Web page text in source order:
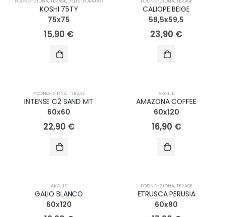
KOSHI 75TY
75x75
15,90 €
CALIOPE BEIGE
59,5x59,5
23,90 €
NOVO!PODNO-ZIDNA, TERASE
INTENSE C2 SAND MT
60x60
22,90 €
AKCIJE
AMAZONA COFFEE
60x120
16,90 €
AKCIJE
GALIO BLANCO
60x120
PODNO-ZIDNA, TERASE
ETRUSCA PERUSIA
60x90